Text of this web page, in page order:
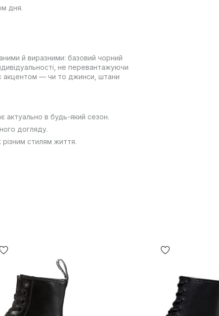
дня.
й виразними: базовий чорний
не перевантажуючи
акцентом — чи то джинси, штани
актуально в будь-який сезон.
догляду.
різним стилям життя.